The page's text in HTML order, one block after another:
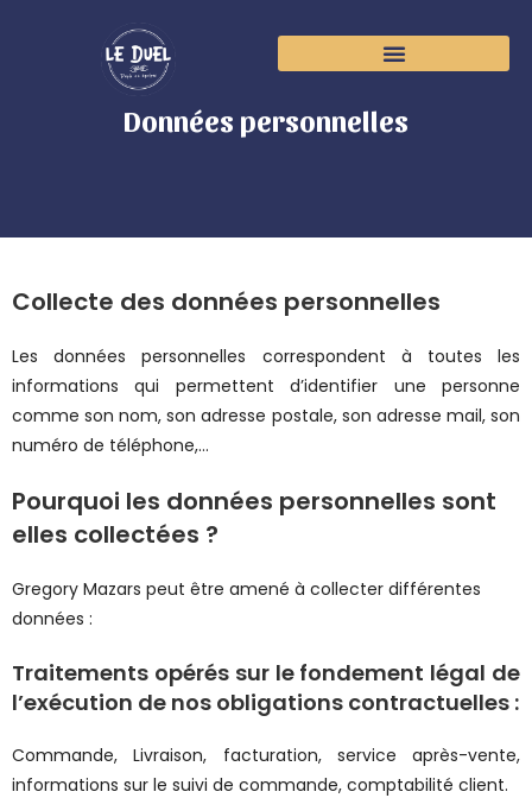
Données personnelles
Collecte des données personnelles
Les données personnelles correspondent à toutes les
informations qui permettent d’identifier une personne
comme son nom, son adresse postale, son adresse mail, son
numéro de téléphone,…
Pourquoi les données personnelles sont
elles collectées ?
Gregory Mazars peut être amené à collecter différentes
données :
Traitements opérés sur le fondement légal de
l’exécution de nos obligations contractuelles :
Commande, Livraison, facturation, service après-vente,
informations sur le suivi de commande, comptabilité client.